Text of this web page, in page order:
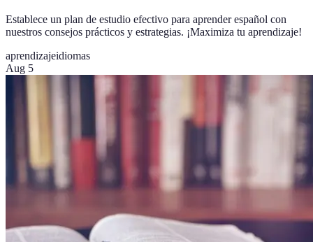
Establece un plan de estudio efectivo para aprender español con
nuestros consejos prácticos y estrategias. ¡Maximiza tu aprendizaje!
aprendizajeidiomas
Aug 5